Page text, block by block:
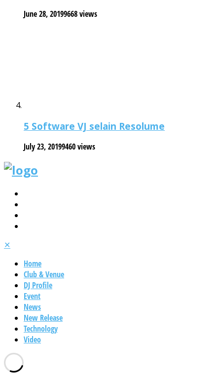
June 28, 20199668 views
5 Software VJ selain Resolume
July 23, 20199460 views
✕
Home
Club & Venue
DJ Profile
Event
News
New Release
Technology
Video